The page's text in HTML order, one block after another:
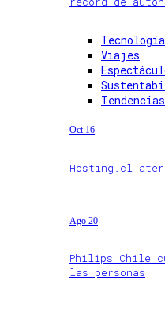
Tecnología
Viajes
Tendencias
Oct 16
Hosting.cl
Ago 20
Philips Chile
las personas